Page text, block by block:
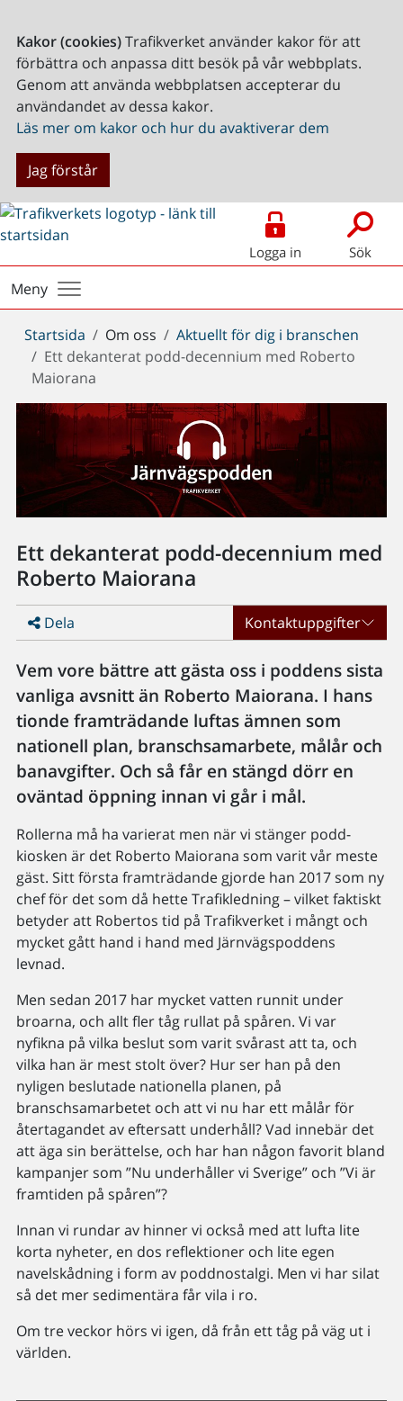
Kakor (cookies)Trafikverket använder kakor för att
förbättra och anpassa ditt besök på vår webbplats.
Genom att använda webbplatsen accepterar du
användandet av dessa kakor.
Läs mer om kakor och hur du avaktiverar dem
Jag förstår
Logga in Sök
Meny
Du
är
här:
Startsida Om oss
Aktuellt för dig i branschen
Ett dekanterat podd-decennium med Roberto
Maiorana
Ett dekanterat podd-decennium med
Roberto Maiorana
Dela Kontaktuppgifter
Vem vore bättre att gästa oss i poddens sista
vanliga avsnitt än Roberto Maiorana. I hans
tionde framträdande luftas ämnen som
nationell plan, branschsamarbete, målår och
banavgifter. Och så får en stängd dörr en
oväntad öppning innan vi går i mål.
Rollerna må ha varierat men när vi stänger podd-
kiosken är det Roberto Maiorana som varit vår meste
gäst. Sitt första framträdande gjorde han 2017 som ny
chef för det som då hette Trafikledning – vilket faktiskt
betyder att Robertos tid på Trafikverket i mångt och
mycket gått hand i hand med Järnvägspoddens
levnad.
Men sedan 2017 har mycket vatten runnit under
broarna, och allt fler tåg rullat på spåren. Vi var
nyfikna på vilka beslut som varit svårast att ta, och
vilka han är mest stolt över? Hur ser han på den
nyligen beslutade nationella planen, på
branschsamarbetet och att vi nu har ett målår för
återtagandet av eftersatt underhåll? Vad innebär det
att äga sin berättelse, och har han någon favorit bland
kampanjer som ”Nu underhåller vi Sverige” och ”Vi är
framtiden på spåren”?
Innan vi rundar av hinner vi också med att lufta lite
korta nyheter, en dos reflektioner och lite egen
navelskådning i form av poddnostalgi. Men vi har silat
så det mer sedimentära får vila i ro.
Om tre veckor hörs vi igen, då från ett tåg på väg ut i
världen.